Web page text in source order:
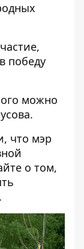
победу
можно
что мэр
о том,